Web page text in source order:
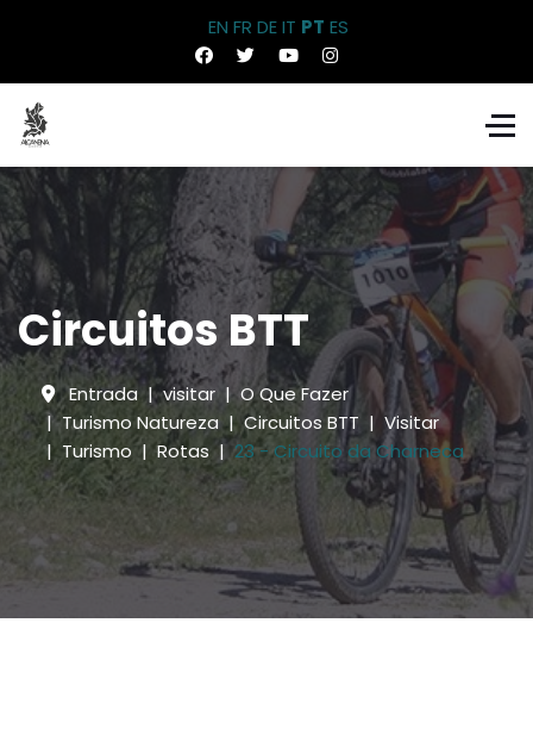
EN FR DEIT PT ES
Circuitos BTT
Entrada visitar
O Que Fazer
Turismo Natureza
Circuitos BTT
Visitar
Turismo
Rotas 23 - Circuito da Charneca